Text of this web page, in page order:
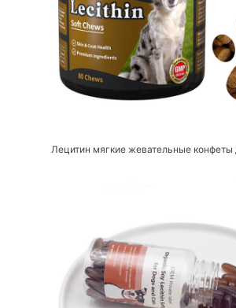
Лецитин мягкие жевательные конфеты